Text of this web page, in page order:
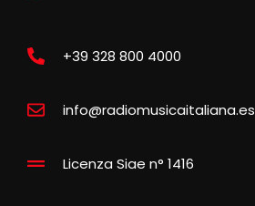
+39 328 800 4000
info@radiomusicaitaliana.es
Licenza Siae n° 1416